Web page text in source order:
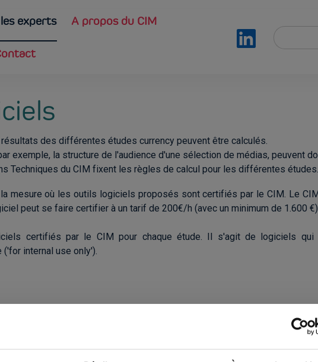
experts A propos du CIM
des différentes études currency peuvent être calculés.
exemple, la structure de l'audience d'une sélection de médias, peuvent
Techniques du CIM fixent les règles de calcul pour les différentes études.
mesure où les outils logiciels proposés sont certifiés par le CIM. Le
peut se faire certifier à un tarif de 200€/h (avec un minimum de 1.600
certifiés par le CIM pour chaque étude. Il s'agit de logiciels qui
internal use only').